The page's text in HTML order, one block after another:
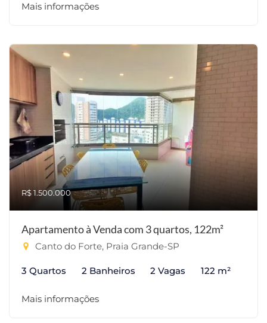
Mais informações
R$ 1.500.000
Apartamento à Venda com 3 quartos, 122m²
Canto do Forte, Praia Grande-SP
3 Quartos 2 Banheiros 2 Vagas 122 m²
Mais informações